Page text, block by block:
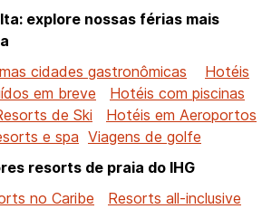
explore nossas férias mais
cidades gastronômicas
Hotéis
em breve
Hotéis com piscinas
de Ski
Hotéis em Aeroportos
e spa Viagens de golfe
resorts de praia do IHG
no Caribe
Resorts all-inclusive